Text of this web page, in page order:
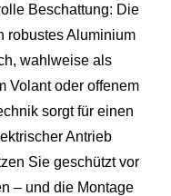
Beschattung: Die
robustes Aluminium
wahlweise als
Volant oder offenem
sorgt für einen
Antrieb
Sie geschützt vor
– und die Montage